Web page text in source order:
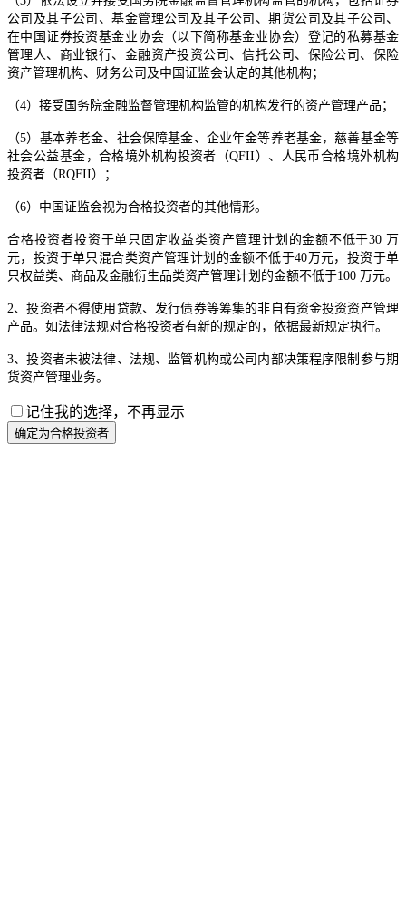
公司及其子公司、基金管理公司及其子公司、期货公司及其子公司、
在中国证券投资基金业协会（以下简称基金业协会）登记的私募基金
管理人、商业银行、金融资产投资公司、信托公司、保险公司、保险
资产管理机构、财务公司及中国证监会认定的其他机构；
（4）接受国务院金融监督管理机构监管的机构发行的资产管理产品；
（5）基本养老金、社会保障基金、企业年金等养老基金，慈善基金等
社会公益基金，合格境外机构投资者（QFII）、人民币合格境外机构
投资者（RQFII）；
（6）中国证监会视为合格投资者的其他情形。
合格投资者投资于单只固定收益类资产管理计划的金额不低于30 万
元，投资于单只混合类资产管理计划的金额不低于40万元，投资于单
只权益类、商品及金融衍生品类资产管理计划的金额不低于100 万元。
2、投资者不得使用贷款、发行债券等筹集的非自有资金投资资产管理
产品。如法律法规对合格投资者有新的规定的，依据最新规定执行。
3、投资者未被法律、法规、监管机构或公司内部决策程序限制参与期
货资产管理业务。
记住我的选择，不再显示
确定为合格投资者